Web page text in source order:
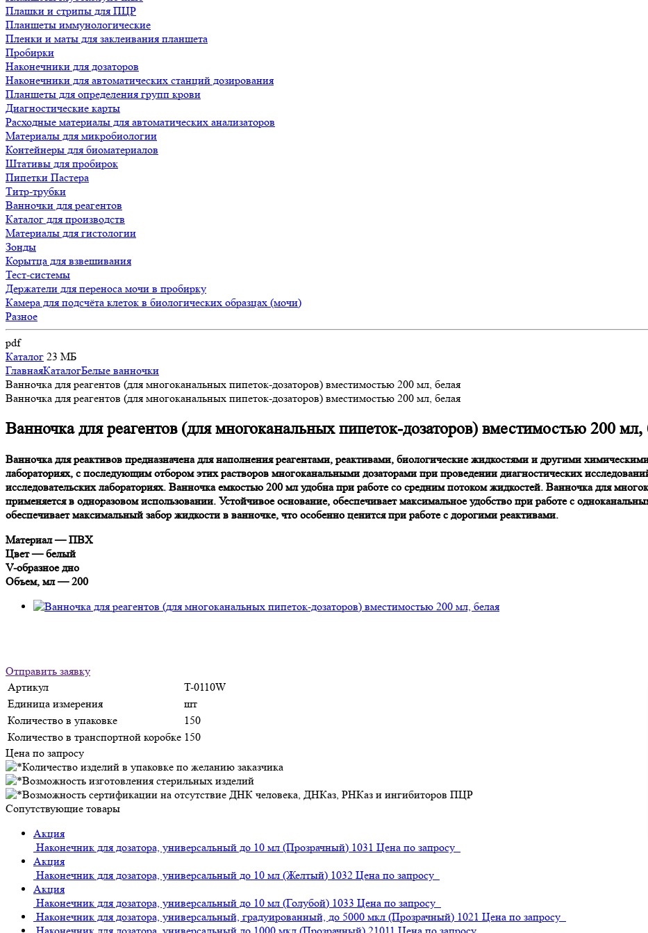
Плашки и стрипы для ПЦР
Планшеты иммунологические
Пленки и маты для заклеивания планшета
Пробирки
Наконечники для дозаторов
Наконечники для автоматических станций дозирования
Планшеты для определения групп крови
Диагностические карты
Расходные материалы для автоматических анализаторов
Материалы для микробиологии
Контейнеры для биоматериалов
Штативы для пробирок
Пипетки Пастера
Титр-трубки
Ванночки для реагентов
Каталог для производств
Материалы для гистологии
Зонды
Корытца для взвешивания
Тест-системы
Держатели для переноса мочи в пробирку
Камера для подсчёта клеток в биологических образцах (мочи)
Разное
pdf
Каталог 23 МБ
ГлавнаяКаталогБелые ванночки
Ванночка для реагентов (для многоканальных пипеток-дозаторов) вместимостью 200 мл, белая
Ванночка для реагентов (для многоканальных пипеток-дозаторов) вместимостью 200 мл, белая
Ванночка для реагентов (для многоканальных пипеток-дозаторов) вместимостью 200 мл,
Ванночка для реактивов предназначена для наполнения реагентами, реактивами, биологические жидкостями и другими
лабораториях, с последующим отбором этих растворов многоканальными дозаторами при проведении диагностических
исследовательских лабораториях. Ванночка емкостью 200 мл удобна при работе со средним потоком жидкостей. Ванночка для
применяется в одноразовом использовании. Устойчивое основание, обеспечивает максимальное удобство при работе с
обеспечивает максимальный забор жидкости в ванночке, что особенно ценится при работе с дорогими реактивами.
Материал — ПВХ
Цвет — белый
V-образное дно
Объем, мл — 200
Отправить заявку
Артикул
T-0110W
Единица измерения
шт
Количество в упаковке
150
Количество в транспортной коробке 150
Цена по запросу
Сопутствующие товары
Акция
Наконечник для дозатора, универсальный до 10 мл (Прозрачный) 1031 Цена по запросу
Акция
Наконечник для дозатора, универсальный до 10 мл (Желтый) 1032 Цена по запросу
Акция
Наконечник для дозатора, универсальный до 10 мл (Голубой) 1033 Цена по запросу
Наконечник для дозатора, универсальный, градуированный, до 5000 мкл (Прозрачный) 1021 Цена по запросу
Наконечник для дозатора, универсальный до 1000 мкл (Прозрачный) 21011 Цена по запросу